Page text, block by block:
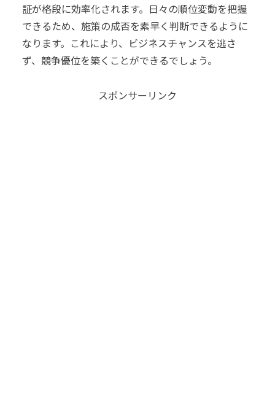
証が格段に効率化されます。日々の順位変動を把握
できるため、施策の成否を素早く判断できるように
なります。これにより、ビジネスチャンスを逃さ
ず、競争優位を築くことができるでしょう。
スポンサーリンク